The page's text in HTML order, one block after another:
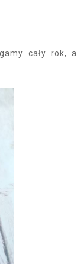
cały rok, a